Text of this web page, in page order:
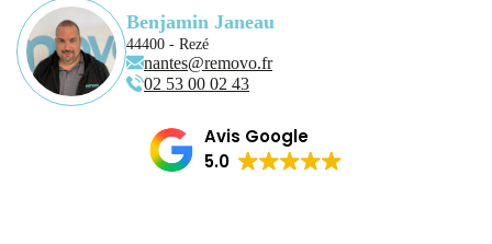
Benjamin Janeau
44400 - Rezé
nantes@removo.fr
02 53 00 02 43
Avis Google
5.0